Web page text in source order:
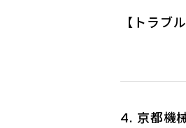
【トラブ
対策：
京都機